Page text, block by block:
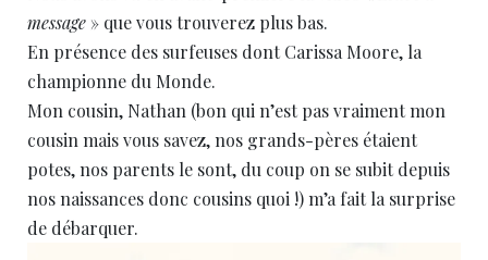
message » que vous trouverez plus bas.
En présence des surfeuses dont Carissa Moore, la
championne du Monde.
Mon cousin, Nathan (bon qui n’est pas vraiment mon
cousin mais vous savez, nos grands-pères étaient
potes, nos parents le sont, du coup on se subit depuis
nos naissances donc cousins quoi !) m’a fait la surprise
de débarquer.